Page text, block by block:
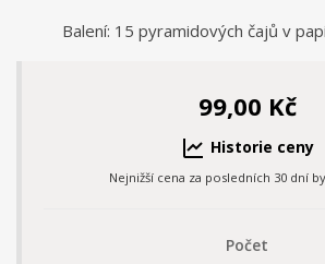
Balení: 15 pyramidových čajů v
99,00 Kč
Historie ceny
Nejnižší cena za posledních 30 dní
Počet